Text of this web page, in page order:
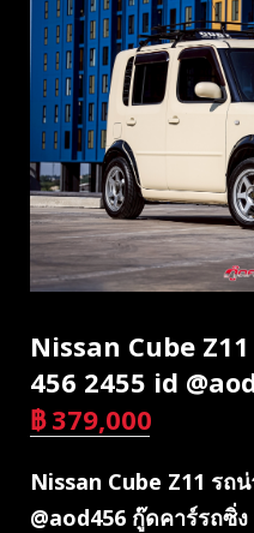
Nissan Cube
456 2455 id
฿ 379,000
Nissan Cube Z11 รถ
@aod456 กู๊ดคาร์รถ